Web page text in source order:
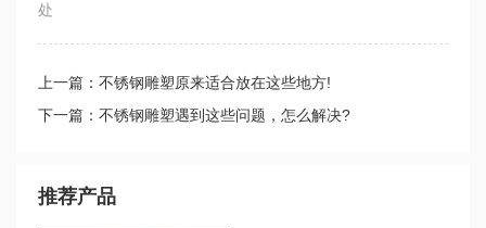
处
上一篇：不锈钢雕塑原来适合放在这些地方!
下一篇：不锈钢雕塑遇到这些问题，怎么解决?
推荐产品